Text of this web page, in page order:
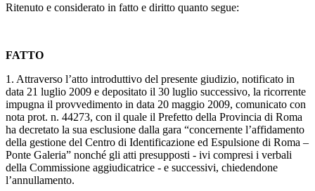
Ritenuto e considerato in fatto e diritto quanto segue:
FATTO
1. Attraverso l’atto introduttivo del presente giudizio, notificato in
data 21 luglio 2009 e depositato il 30 luglio successivo, la ricorrente
impugna il provvedimento in data 20 maggio 2009, comunicato con
nota prot. n. 44273, con il quale il Prefetto della Provincia di Roma
ha decretato la sua esclusione dalla gara “concernente l’affidamento
della gestione del Centro di Identificazione ed Espulsione di Roma –
Ponte Galeria” nonché gli atti presupposti - ivi compresi i verbali
della Commissione aggiudicatrice - e successivi, chiedendone
l’annullamento.